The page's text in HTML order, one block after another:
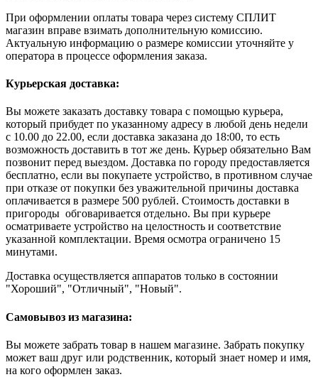
При оформлении оплаты товара через систему СПЛИТ
магазин вправе взимать дополнительную комиссию.
Актуальную информацию о размере комиссии уточняйте у
оператора в процессе оформления заказа.
Курьерская доставка:
Вы можете заказать доставку товара с помощью курьера,
который прибудет по указанному адресу в любой день недели
с 10.00 до 22.00, если доставка заказана до 18:00, то есть
возможность доставить в тот же день. Курьер обязательно Вам
позвонит перед выездом. Доставка по городу предоставляется
бесплатно, если вы покупаете устройство, в противном случае
при отказе от покупки без уважительной причины доставка
оплачивается в размере 500 рублей. Стоимость доставки в
пригороды обговаривается отдельно. Вы при курьере
осматриваете устройство на целостность и соответствие
указанной комплектации. Время осмотра ограничено 15
минутами.
Доставка осуществляется аппаратов только в состоянии
"Хороший", "Отличный", "Новый".
Самовывоз из магазина:
Вы можете забрать товар в нашем магазине. Забрать покупку
может ваш друг или родственник, который знает номер и имя,
на кого оформлен заказ.